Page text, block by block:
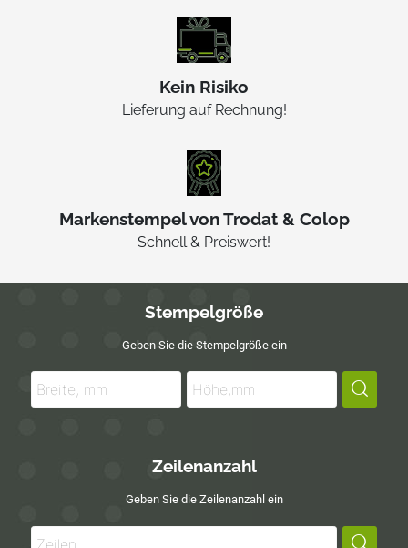
Kein Risiko
Lieferung auf Rechnung!
Markenstempel von Trodat & Colop
Schnell & Preiswert!
Stempelgröße
Geben Sie die Stempelgröße ein
Zeilenanzahl
Geben Sie die Zeilenanzahl ein